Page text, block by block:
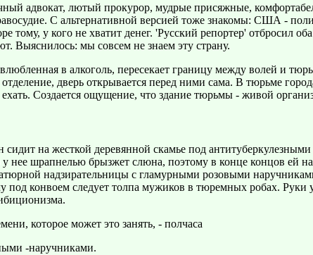
адвокат, лютый прокурор, мудрые присяжные,
С альтернативной версией тоже знакомы: США -
тому, у кого не хватит денег. 'Русский репортер'
Выяснилось: мы совсем не знаем эту страну.
в алкоголь, пересекает границу между волей и
дверь открывается перед ними сама. В тюрьме
Создается ощущение, что здание тюрьмы - живой
на жесткой деревянной скамье под
нее шрапнелью брызжет слюна, поэтому в конце концов ей
надзирательницы с гламурными розовыми
под конвоем следует толпа мужиков в тюремных робах.
которое может это занять, - полчаса
-наручниками.